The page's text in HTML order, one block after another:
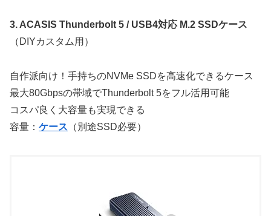
3. ACASIS Thunderbolt 5 / USB4対応 M.2 SSDケース
（DIYカスタム用）
自作派向け！手持ちのNVMe SSDを高速化できるケース
最大80Gbpsの帯域でThunderbolt 5をフル活用可能
コスパ良く大容量も実現できる
容量： ケース （別途SSD必要）